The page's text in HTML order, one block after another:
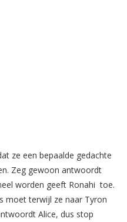
ze een bepaalde gedachte
Zeg gewoon antwoordt
worden geeft Ronahi toe.
moet terwijl ze naar Tyron
Alice, dus stop